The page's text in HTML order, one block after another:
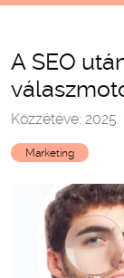
A SEO
hogyan
Közzétéve: 2025.
Marketing